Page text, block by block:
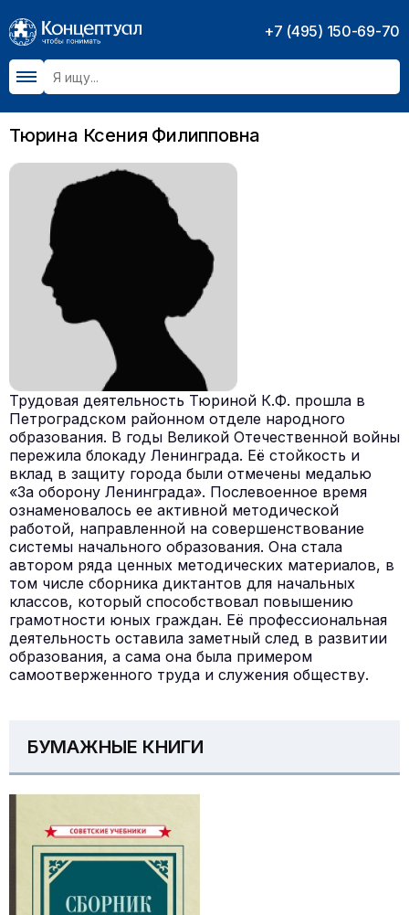
+7 (495) 150-69-70
Тюрина Ксения Филипповна
Трудовая деятельность Тюриной К.Ф. прошла в
Петроградском районном отделе народного
образования. В годы Великой Отечественной войны
пережила блокаду Ленинграда. Её стойкость и
вклад в защиту города были отмечены медалью
«За оборону Ленинграда». Послевоенное время
ознаменовалось ее активной методической
работой, направленной на совершенствование
системы начального образования. Она стала
автором ряда ценных методических материалов, в
том числе сборника диктантов для начальных
классов, который способствовал повышению
грамотности юных граждан. Её профессиональная
деятельность оставила заметный след в развитии
образования, а сама она была примером
самоотверженного труда и служения обществу.
БУМАЖНЫЕ КНИГИ